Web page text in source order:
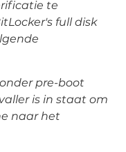
te
full disk
pre-boot
is in staat om
naar het